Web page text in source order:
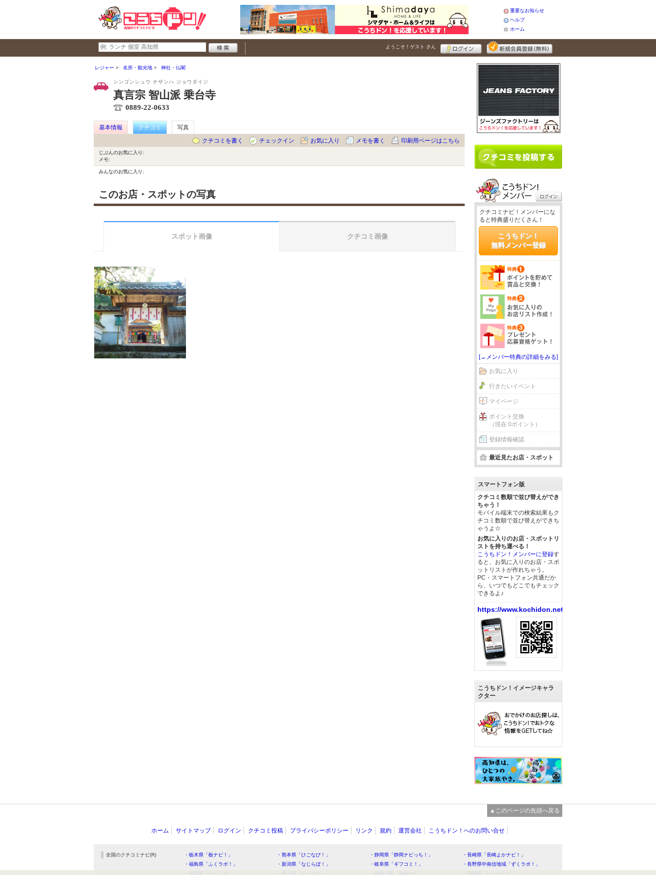
重要なお知らせ
ヘルプ
ホーム
ようこそ！ ゲスト さん
レジャー 名所・観光地 神社・仏閣
シンゴンシュウ チザンハ ジョウダイジ
真言宗 智山派 乗台寺
0889-22-0633
基本情報 クチコミ
写真
クチコミを書く
チェックイン お気に入り メモを書く 印刷用ページはこちら
じぶんのお気に入り:
メモ:
みんなのお気に入り:
このお店・スポットの写真
スポット画像 クチコミ画像
クチコミナビ！メンバーにな
ると特典盛りだくさん！
こうちドン！
無料メンバー登録
[→メンバー特典の詳細をみる]
お気に入り
行きたいイベント
マイページ
ポイント交換
（現在 0ポイント）
登録情報確認
最近見たお店・スポット
スマートフォン版
クチコミ数順で並び替えができ
ちゃう！
モバイル端末での検索結果もク
チコミ数順で並び替えができち
ゃうよ☆
お気に入りのお店・スポットリ
ストを持ち運べる！
こうちドン！メンバーに登録す
ると、お気に入りのお店・スポ
ットリストが作れちゃう。
PC・スマートフォン共通だか
ら、いつでもどこでもチェック
できるよ♪
https://www.kochidon.net/
こうちドン！イメージキャラ
クター
▲このページの先頭へ戻る
ホーム サイトマップ ログイン クチコミ投稿 プライバシーポリシー リンク 規約 運営会社 こうちドン！へのお問い合せ
全国のクチコミナビ(R) ・栃木県「栃ナビ！」 ・熊本県「ひごなび！」 ・静岡県「静岡ナビっち！」
・長崎県「長崎よかナビ！」
・福島県「ふくラボ！」
・新潟県「なじらぼ！」 ・岐阜県「ギフコミ！」
・長野県中南信地域「ずくラボ！」